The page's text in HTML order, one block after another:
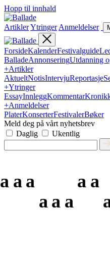
Hopp til innhald
ArtiklerYtringer Anmeldelser
ForsideKalenderFestivalguide
BalladeAnnonseringUtdanning
+Artikler
AktueltNotisIntervjuReportasje
+Ytringer
EssayInnleggKommentar
+Anmeldelser
PlaterKonserterFestivalerBøker
Meld deg på vårt nyhetsbrev
Daglig
Ukentlig
a a a
a a a
a a